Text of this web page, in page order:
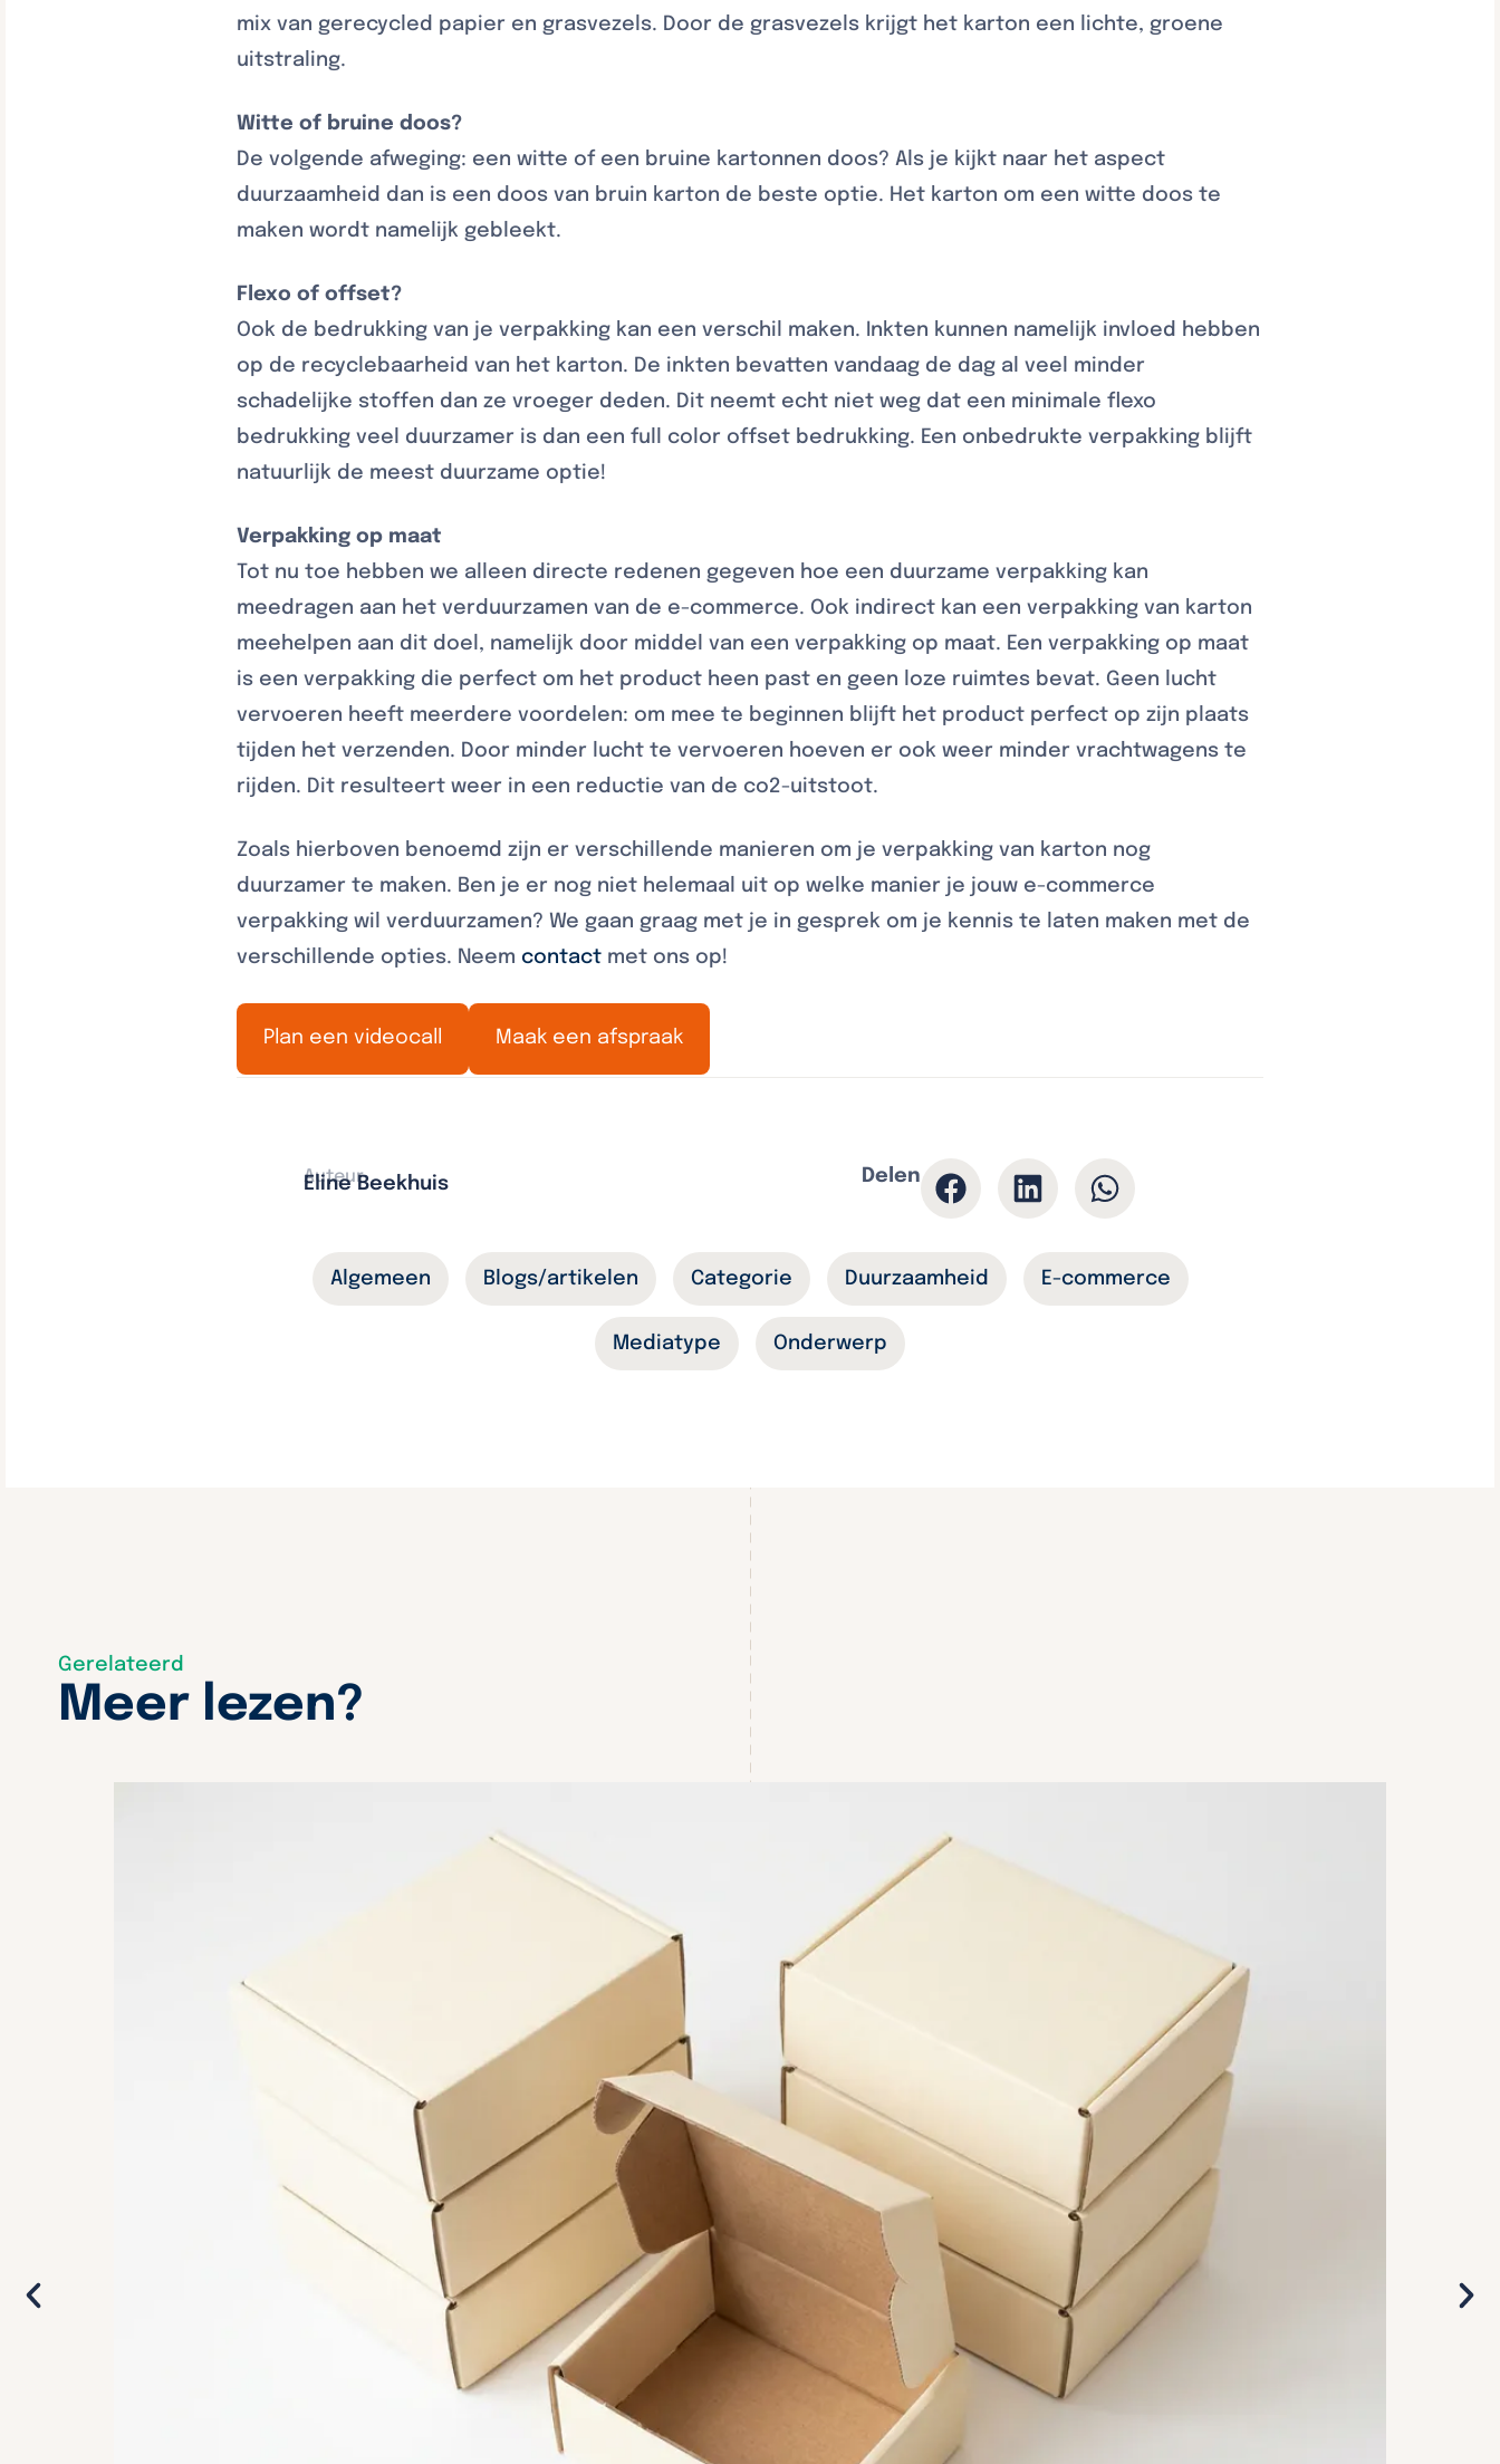
mix van gerecycled papier en grasvezels. Door de grasvezels krijgt het karton een lichte, groene
uitstraling.
Witte of bruine doos?
De volgende afweging: een witte of een bruine kartonnen doos? Als je kijkt naar het aspect
duurzaamheid dan is een doos van bruin karton de beste optie. Het karton om een witte doos te
maken wordt namelijk gebleekt.
Flexo of offset?
Ook de bedrukking van je verpakking kan een verschil maken. Inkten kunnen namelijk invloed hebben
op de recyclebaarheid van het karton. De inkten bevatten vandaag de dag al veel minder
schadelijke stoffen dan ze vroeger deden. Dit neemt echt niet weg dat een minimale flexo
bedrukking veel duurzamer is dan een full color offset bedrukking. Een onbedrukte verpakking blijft
natuurlijk de meest duurzame optie!
Verpakking op maat
Tot nu toe hebben we alleen directe redenen gegeven hoe een duurzame verpakking kan
meedragen aan het verduurzamen van de e-commerce. Ook indirect kan een verpakking van karton
meehelpen aan dit doel, namelijk door middel van een verpakking op maat. Een verpakking op maat
is een verpakking die perfect om het product heen past en geen loze ruimtes bevat. Geen lucht
vervoeren heeft meerdere voordelen: om mee te beginnen blijft het product perfect op zijn plaats
tijden het verzenden. Door minder lucht te vervoeren hoeven er ook weer minder vrachtwagens te
rijden. Dit resulteert weer in een reductie van de co2-uitstoot.
Zoals hierboven benoemd zijn er verschillende manieren om je verpakking van karton nog
duurzamer te maken. Ben je er nog niet helemaal uit op welke manier je jouw e-commerce
verpakking wil verduurzamen? We gaan graag met je in gesprek om je kennis te laten maken met de
verschillende opties. Neem contact met ons op!
Plan een videocall Maak een afspraak
Auteur
Eline Beekhuis Delen
Algemeen Blogs/artikelen Categorie Duurzaamheid E-commerce
Mediatype Onderwerp
Gerelateerd
Meer lezen?